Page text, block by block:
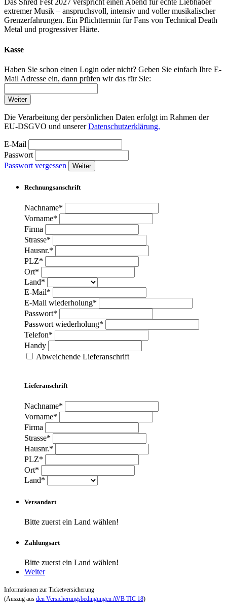
Das Shred Fest 2027 verspricht einen Abend für echte Liebhaber
extremer Musik – anspruchsvoll, intensiv und voller musikalischer
Grenzerfahrungen. Ein Pflichttermin für Fans von Technical Death
Metal und progressiver Härte.
Kasse
Haben Sie schon einen Login oder nicht? Geben Sie einfach Ihre E-
Mail Adresse ein, dann prüfen wir das für Sie:
Weiter
Die Verarbeitung der persönlichen Daten erfolgt im Rahmen der
EU-DSGVO und unsererDatenschutzerklärung.
E-Mail
Passwort
Passwort vergessen
Weiter
Rechnungsanschrift
Nachname*
Vorname*
Firma
Strasse*
Hausnr.*
PLZ*
Ort*
Land*
E-Mail*
E-Mail wiederholung*
Passwort*
Passwort wiederholung*
Telefon*
Handy
Abweichende Lieferanschrift
Lieferanschrift
Nachname*
Vorname*
Firma
Strasse*
Hausnr.*
PLZ*
Ort*
Land*
Versandart
Bitte zuerst ein Land wählen!
Zahlungsart
Bitte zuerst ein Land wählen!
Weiter
Informationen zur Ticketversicherung
(Auszug aus den Versicherungsbedingungen AVB TIC 18)